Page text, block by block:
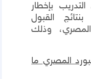
بإخطار
القبول
المصري، وذلك
المصري ما